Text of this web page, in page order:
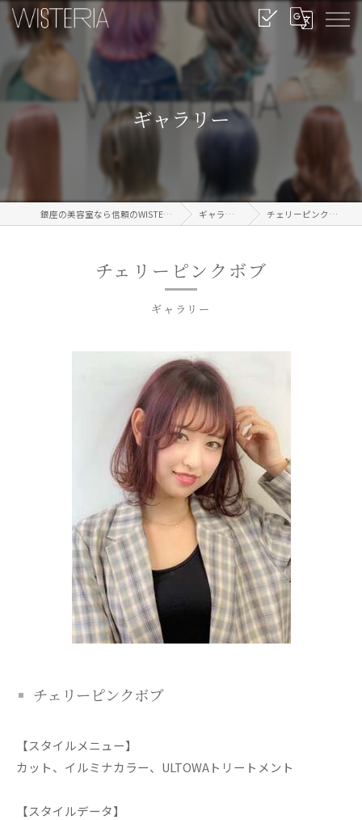
ギャラリー
銀座の美容室なら信頼のWISTERIA ギャラリー チェリーピンクボブ
ギャラリー
チェリーピンクボブ
チェリーピンクボブ
【スタイルメニュー】
カット、イルミナカラー、ULTOWAトリートメント
【スタイルデータ】